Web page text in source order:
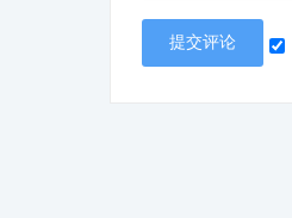
提交评论